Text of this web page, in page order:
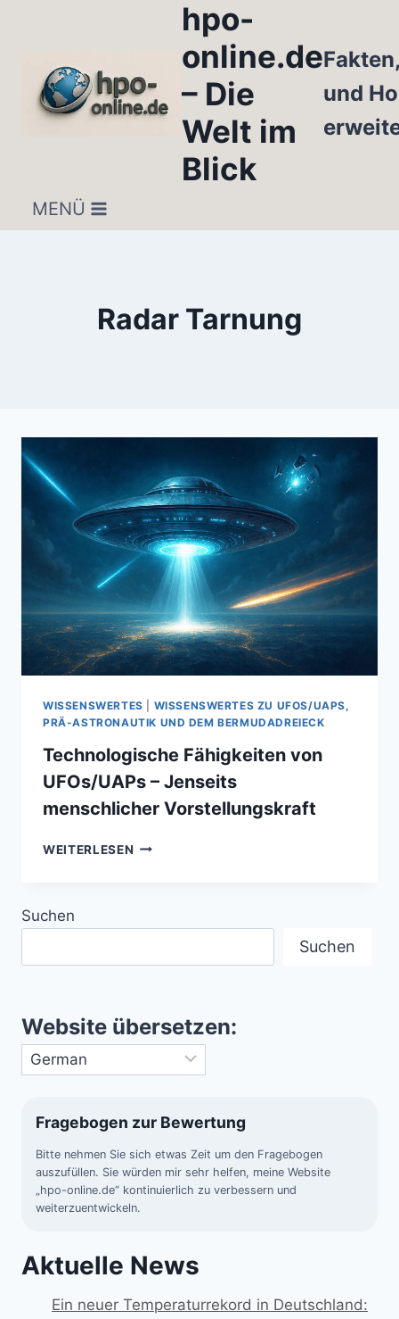
hpo-
online.de
– Die
Welt im
Blick
und
MENÜ
Radar Tarnung
WISSENSWERTES
WISSENSWERTES ZU UFOS/UAPS,
PRÄ-ASTRONAUTIK UND DEM BERMUDADREIECK
Technologische Fähigkeiten von
UFOs/UAPs – Jenseits
menschlicher Vorstellungskraft
WEITERLESEN TECHNOLOGISCHE
Suchen
Suchen
Website übersetzen:
Fragebogen zur Bewertung
Bitte nehmen Sie sich etwas Zeit um den Fragebogen
auszufüllen. Sie würden mir sehr helfen, meine Website
„hpo-online.de“ kontinuierlich zu verbessern und
weiterzuentwickeln.
Aktuelle News
Ein neuer Temperaturrekord in Deutschland: